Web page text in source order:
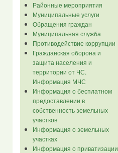
Районные мероприятия
Муниципальные услуги
Обращения граждан
Муниципальная служба
Противодействие коррупции
Гражданская оборона и
защита населения и
территории от ЧС.
Информация МЧС
Информация о бесплатном
предоставлении в
собственность земельных
участков
Информация о земельных
участках
Информация о приватизации